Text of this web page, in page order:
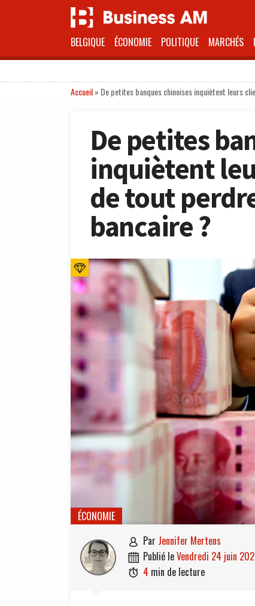
BELGIQUE ÉCONOMIE POLITIQUE MARCHÉS
Accueil» De petites banques chinoises inquiètent leurs
De petites
inquiètent
de tout
bancaire ?
ÉCONOMIE
 par Jennifer Mertens
 publié le vendredi 24 juin
 4 min de lecture